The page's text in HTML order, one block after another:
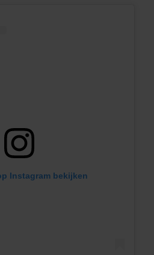
Instagram bekijken